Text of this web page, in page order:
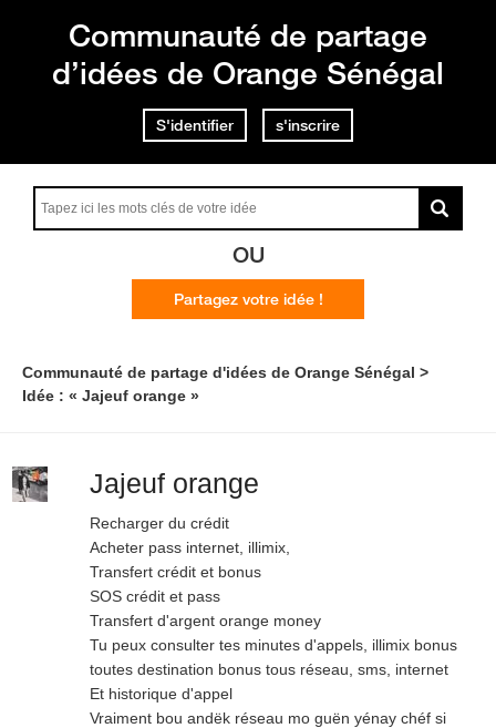
Communauté de partage
d’idées de Orange Sénégal
S'identifier s'inscrire
OU
Partagez votre idée !
Communauté de partage d'idées de Orange Sénégal
Idée : « Jajeuf orange »
Jajeuf orange
Recharger du crédit
Acheter pass internet, illimix,
Transfert crédit et bonus
SOS crédit et pass
Transfert d'argent orange money
Tu peux consulter tes minutes d'appels, illimix bonus
toutes destination bonus tous réseau, sms, internet
Et historique d'appel
Vraiment bou andëk réseau mo guën yénay chéf si